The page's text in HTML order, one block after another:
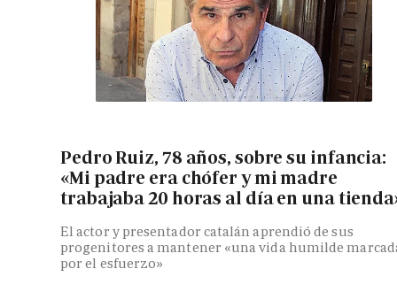
Pedro Ruiz, 78 años, sobre su infancia:
«Mi padre era chófer y mi madre
trabajaba 20 horas al día en una
El actor y presentador catalán aprendió de sus
progenitores a mantener «una vida humilde
por el esfuerzo»